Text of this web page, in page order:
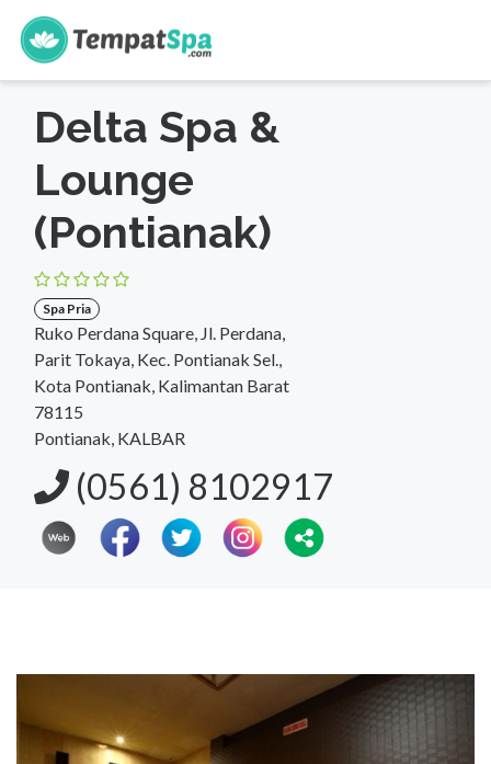
s
Delta Spa &
Lounge
(Pontianak)
Spa Pria
Ruko Perdana Square, Jl. Perdana,
Parit Tokaya, Kec. Pontianak Sel.,
Kota Pontianak, Kalimantan Barat
78115
Pontianak, KALBAR
(0561) 8102917